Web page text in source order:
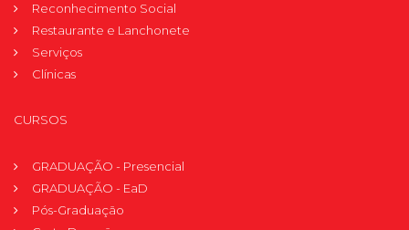
Reconhecimento Social
Restaurante e Lanchonete
Serviços
Clínicas
CURSOS
GRADUAÇÃO - Presencial
GRADUAÇÃO - EaD
Pós-Graduação